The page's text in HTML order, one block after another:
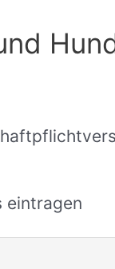
eintragen